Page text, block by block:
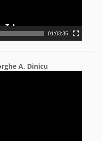
01:03:35
A. Dinicu